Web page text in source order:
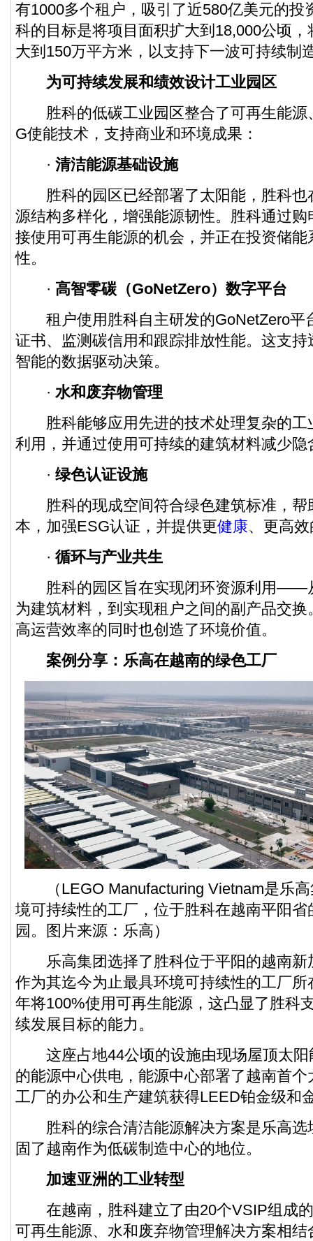
有1000多个租户，吸引了近580亿美元的投
科的目标是将项目面积扩大到18,000公顷
大到150万平方米，以支持下一波可持续制
为可持续发展和绩效设计工业园区
胜科的低碳工业园区整合了可再生能源
G使能技术，支持商业和环境成果：
· 清洁能源基础设施
胜科的园区已经部署了太阳能，胜科也
源结构多样化，增强能源韧性。胜科通过
接使用可再生能源的机会，并正在投资储
性。
· 高智零碳（GoNetZero）数字平台
租户使用胜科自主研发的GoNetZero平
证书、监测碳信用和跟踪排放性能。这支
智能的数据驱动决策。
· 水和废弃物管理
胜科能够应用先进的技术处理复杂的工
利用，并通过使用可持续的建筑材料减少隐
· 绿色认证设施
胜科的现成空间符合绿色建筑标准，帮
本，加强ESG认证，并提供更健康、更高
· 循环与产业共生
胜科的园区旨在实现闭环资源利用——
为建筑材料，到实现租户之间的副产品交
高运营效率的同时也创造了环境价值。
案例分享：乐高在越南的绿色工厂
（LEGO Manufacturing Vietnam是乐高
境可持续性的工厂，位于胜科在越南平阳
园。图片来源：乐高）
乐高集团选择了胜科位于平阳的越南新
作为其迄今为止最具环境可持续性的工厂
年将100%使用可再生能源，这凸显了胜科
续发展目标的能力。
这座占地44公顷的设施由现场屋顶太阳
的能源中心供电，能源中心部署了越南首
工厂的办公和生产建筑获得LEED铂金级和
胜科的综合清洁能源解决方案是乐高选
固了越南作为低碳制造中心的地位。
加速亚洲的工业转型
在越南，胜科建立了由20个VSIP组成的
可再生能源、水和废弃物管理解决方案相